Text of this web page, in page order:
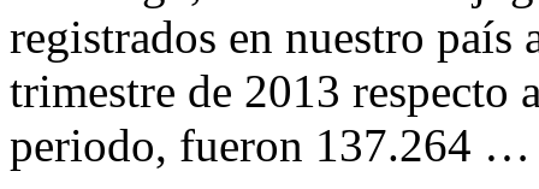
registrados en nuestro
trimestre de 2013 respecto
periodo, fueron 137.264